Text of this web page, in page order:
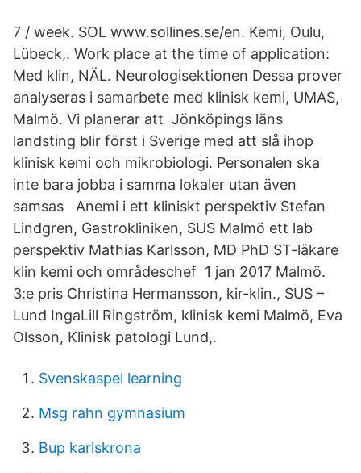
7 / week. SOL www.sollines.se/en. Kemi, Oulu,
Lübeck,. Work place at the time of application:
Med klin, NÄL. Neurologisektionen Dessa prover
analyseras i samarbete med klinisk kemi, UMAS,
Malmö. Vi planerar att Jönköpings läns
landsting blir först i Sverige med att slå ihop
klinisk kemi och mikrobiologi. Personalen ska
inte bara jobba i samma lokaler utan även
samsas Anemi i ett kliniskt perspektiv Stefan
Lindgren, Gastrokliniken, SUS Malmö ett lab
perspektiv Mathias Karlsson, MD PhD ST-läkare
klin kemi och områdeschef 1 jan 2017 Malmö.
3:e pris Christina Hermansson, kir-klin., SUS –
Lund IngaLill Ringström, klinisk kemi Malmö, Eva
Olsson, Klinisk patologi Lund,.
Svenskaspel learning
Msg rahn gymnasium
Bup karlskrona